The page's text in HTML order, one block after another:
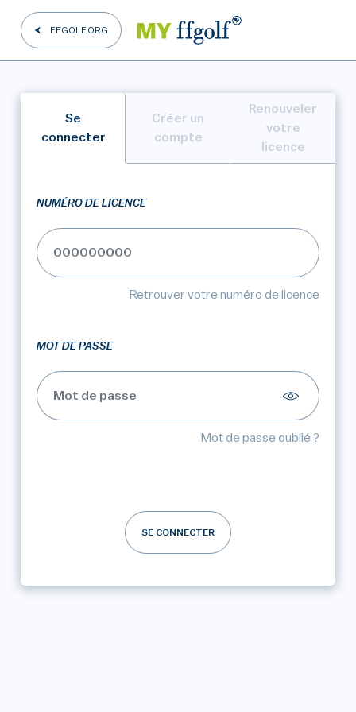
FFGOLF.ORG
Se
connecter
Créer un
compte
Renouveler
votre
licence
NUMÉRO DE LICENCE
Retrouver votre numéro de licence
MOT DE PASSE
Mot de passe oublié ?
SE CONNECTER